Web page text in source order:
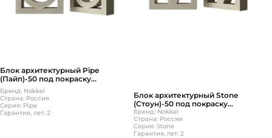
Блок архитектурный Pipe
(Пайп)-50 под покраску
250х250мм Nokkel
Бренд: Nokkel
Страна: Россия
Серия: Pipe
Гарантия, лет: 2
Блок архитектурный Stone
(Стоун)-50 под покраску
250х250мм Nokkel
Бренд: Nokkel
Страна: Россия
Серия: Stone
Гарантия, лет: 2